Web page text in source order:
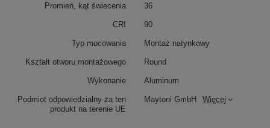
Podmiot odpowiedzialny za ten
produkt na terenie UE
Maytoni GmbH Więcej
Promień, kąt świecenia 36
CRI 90
Typ mocowania Montaż natynkowy
Kształt otworu montażowego Round
Wykonanie Aluminum